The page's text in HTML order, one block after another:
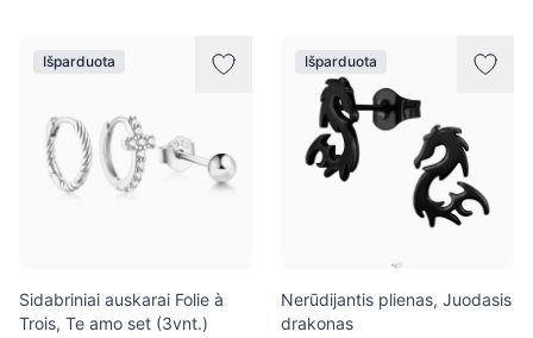
Išparduota
Sidabriniai auskarai Folie à
Trois, Te amo set (3vnt.)
Išparduota
Nerūdijantis plienas, Juodasis
drakonas